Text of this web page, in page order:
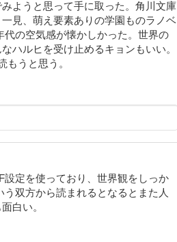
ようと思って手に取った。角川文庫
見、萌え要素ありの学園ものラノベ
の空気感が懐かしかった。世界の
ハルヒを受け止めるキョンもいい。
うと思う。
定を使っており、世界観をしっか
双方から読まれるとなるとまた人
白い。